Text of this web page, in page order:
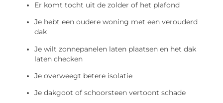
Er komt tocht uit de zolder of het plafond
Je hebt een oudere woning met een verouderd
dak
Je wilt zonnepanelen laten plaatsen en het dak
laten checken
Je overweegt betere isolatie
Je dakgoot of schoorsteen vertoont schade